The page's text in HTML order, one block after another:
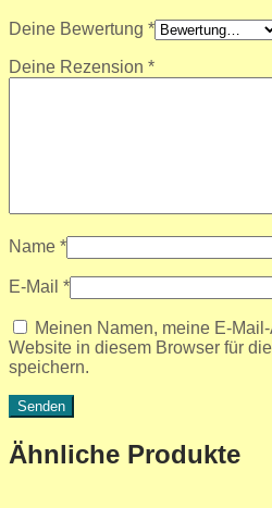
Deine Bewertung *
Deine Rezension *
Name *
E-Mail *
Meinen Namen, meine E-
Website in diesem Browser für
speichern.
Ähnliche Produkte